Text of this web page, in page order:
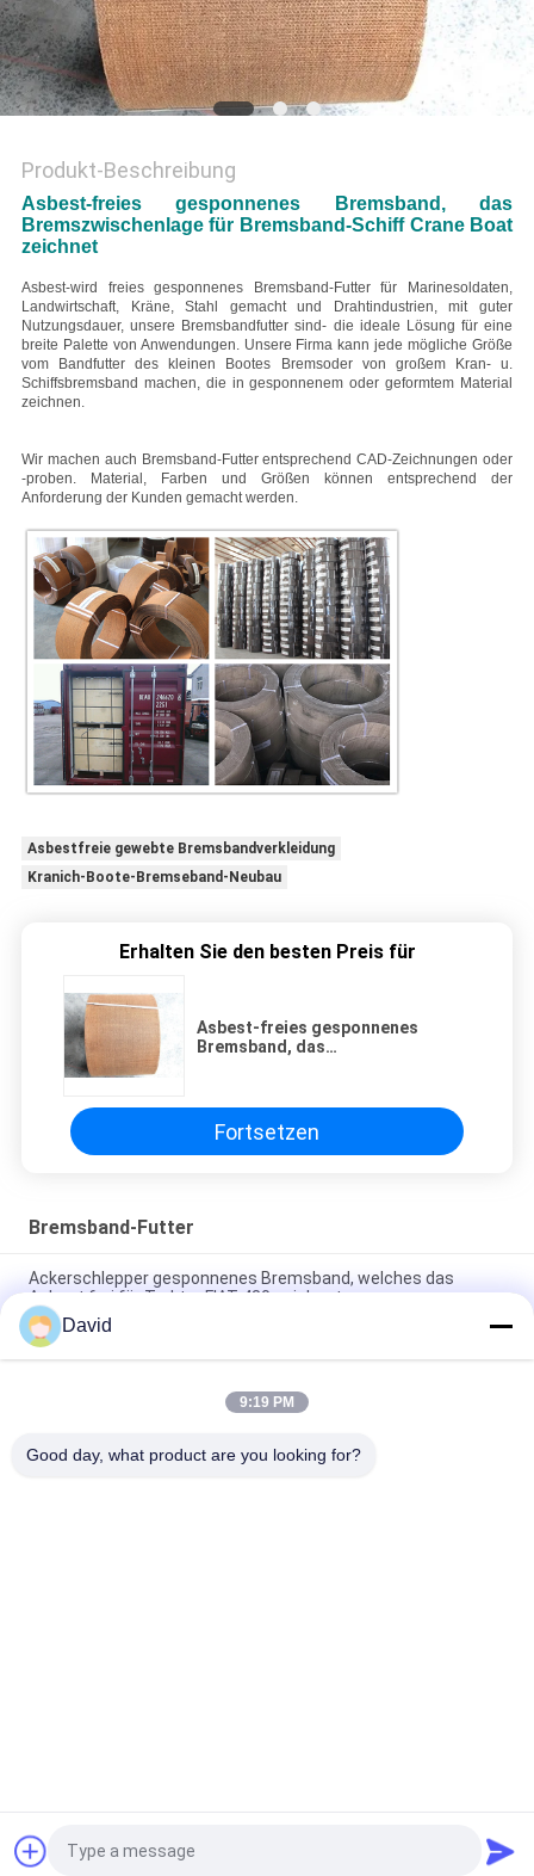
Produkt-Beschreibung
Asbest-freies gesponnenes Bremsband, das
Bremszwischenlage für Bremsband-Schiff Crane Boat
zeichnet
Asbest-wird freies gesponnenes Bremsband-Futter für Marinesoldaten,
Landwirtschaft, Kräne, Stahl gemacht und Drahtindustrien, mit guter
Nutzungsdauer, unsere Bremsbandfutter sind- die ideale Lösung für eine
breite Palette von Anwendungen.Unsere Firma kann jede mögliche Größe
vom Bandfutter des kleinen Bootes Bremsoder von großem Kran- u.
Schiffsbremsband machen, die in gesponnenem oder geformtem Material
zeichnen.
Wir machen auch Bremsband-Futter entsprechend CAD-Zeichnungen oder
-proben.
Material, Farben und Größen können entsprechend der
Anforderung der Kunden gemacht werden.
Asbestfreie gewebte Bremsbandverkleidung
Kranich-Boote-Bremseband-Neubau
Erhalten Sie den besten Preis für
Asbest-freies gesponnenes
Bremsband, das
zeichnet
Fortsetzen
Bremsband-Futter
Ackerschlepper gesponnenes Bremsband, welches das
Asbest frei für Traktor FIAT 480 zeichnet
Basiertes flexibles Bremsgummiband, das geformte
Bremsbelag-Rolle für Bremsband zeichnet
Geformtes Bremsband, das flexible geformte Bremsbeläge
Fordern Sie ein Angebot
David
9:19 PM
Good day, what product are you looking for?